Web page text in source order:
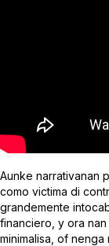
Aunke narrativanan
como victima di
grandemente
financiero, y ora
minimalisa, of nenga